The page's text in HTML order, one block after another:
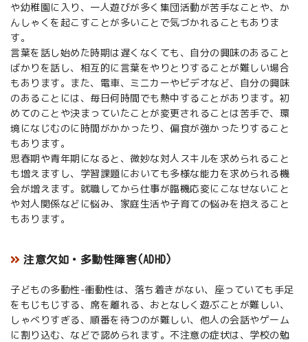
や幼稚園に入り、一人遊びが多く集団活動が苦手なことや、か
んしゃくを起こすことが多いことで気づかれることもありま
す。
言葉を話し始めた時期は遅くなくても、自分の興味のあること
ばかりを話し、相互的に言葉をやりとりすることが難しい場合
もあります。また、電車、ミニカーやビデオなど、自分の興味
のあることには、毎日何時間でも熱中することがあります。初
めてのことや決まっていたことが変更されることは苦手で、環
境になじむのに時間がかかったり、偏食が強かったりすること
もあります。
思春期や青年期になると、微妙な対人スキルを求められること
も増えますし、学習課題においても多様な能力を求められる機
会が増えます。就職してから仕事が臨機応変にこなせないこと
や対人関係などに悩み、家庭生活や子育ての悩みを抱えること
もあります。
注意欠如・多動性障害(ADHD)
子どもの多動性-衝動性は、落ち着きがない、座っていても手足
をもじもじする、席を離れる、おとなしく遊ぶことが難しい、
しゃべりすぎる、順番を待つのが難しい、他人の会話やゲーム
に割り込む、などで認められます。不注意の症状は、学校の勉